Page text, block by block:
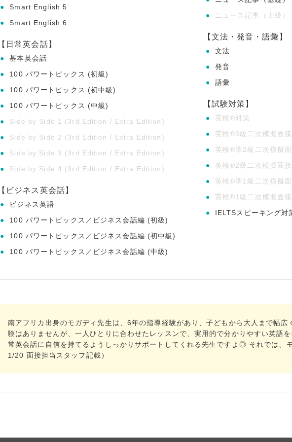
●
Smart English 5
●
Smart English 6
【日常英会話】
●
基本英会話
●
100 パワートピックス (初級)
●
100 パワートピックス (初中級)
●
100 パワートピックス (中級)
●
Side by Side 1 (3rd Edition / Extra Edition)
●
Side by Side 2 (3rd Edition / Extra Edition)
●
Side by Side 3 (3rd Edition / Extra Edition)
●
Side by Side 4 (3rd Edition / Extra Edition)
【ビジネス英会話】
●
ビジネス英語
●
100 パワートピックス／ビジネス会話編 (初級)
●
100 パワートピックス／ビジネス会話編 (初中級)
●
100 パワートピックス／ビジネス会話編 (中級)
●
ニュース記事（上級）
【文法・発音・語彙】
●
文法
●
発音
●
語彙
【試験対策】
●
英検®対策
●
英検®3級二次模擬面接
●
英検®準2級二次模擬
●
英検®2級二次模擬面接
●
英検®準1級二次模擬
●
英検®1級二次模擬面接
●
IELTSスピーキング対
南アフリカ出身のモガディ先生は、6年の指導経験があり、子どもから大人まで幅
験はありませんが、一人ひとりに合わせたレッスンで、実用的で分かりやすい英語
常英会話に自信を持てるようしっかりサポートしてくれる先生ですよ◎ それでは、
1/20 面接担当スタッフ記載）